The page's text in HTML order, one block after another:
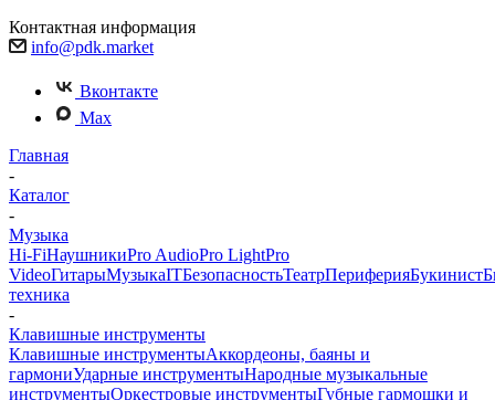
Контактная информация
info@pdk.market
Вконтакте
Max
Главная
-
Каталог
-
Музыка
Hi-FiНаушникиPro AudioPro LightPro
VideoГитарыМузыкаITБезопасностьТеатрПериферияБукинист
техника
-
Клавишные инструменты
Клавишные инструментыАккордеоны, баяны и
гармониУдарные инструментыНародные музыкальные
инструментыОркестровые инструментыГубные гармошки и